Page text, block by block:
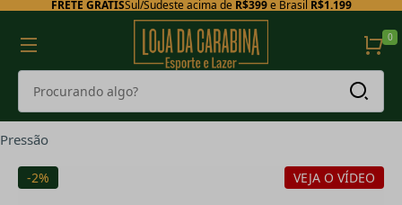
FRETE GRÁTISSul/Sudeste acima de R$399e Brasil R$1.199
0
Pressão
-2% VEJA O VÍDEO